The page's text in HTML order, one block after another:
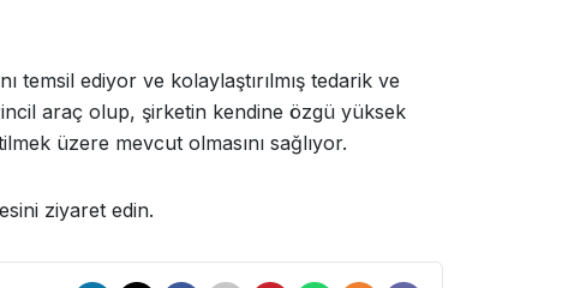
temsil ediyor ve kolaylaştırılmış tedarik ve
araç olup, şirketin kendine özgü yüksek
üzere mevcut olmasını sağlıyor.
ziyaret edin.